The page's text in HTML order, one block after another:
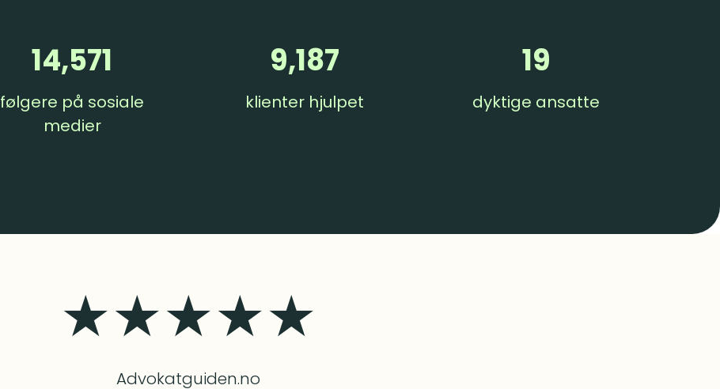
14,571
følgere på sosiale
medier
9,187
klienter hjulpet
19
dyktige ansatte
★★★★★
Advokatguiden.no